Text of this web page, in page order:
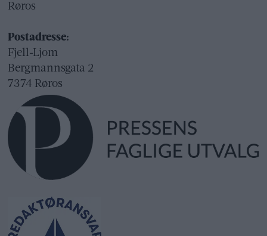
Røros
Postadresse:
Fjell-Ljom
Bergmannsgata 2
7374 Røros